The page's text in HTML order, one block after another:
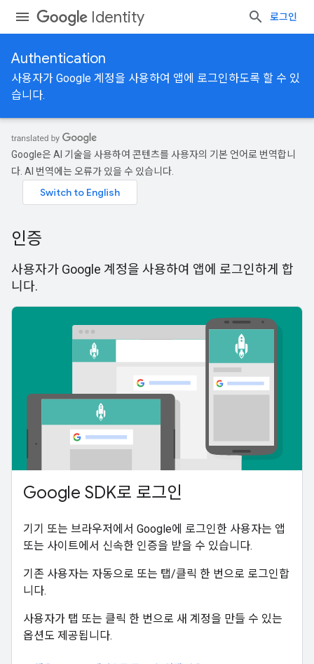
Identity 로그인
Authentication
사용자가 Google 계정을 사용하여 앱에 로그인하도록 할 수 있
습니다.
Google은 AI 기술을 사용하여 콘텐츠를 사용자의 기본 언어로 번역합니
다. AI 번역에는 오류가 있을 수 있습니다.
인증
사용자가 Google 계정을 사용하여 앱에 로그인하게 합
니다.
Google SDK로 로그인
기기 또는 브라우저에서 Google에 로그인한 사용자는 앱
또는 사이트에서 신속한 인증을 받을 수 있습니다.
기존 사용자는 자동으로 또는 탭/클릭 한 번으로 로그인합
니다.
사용자가 탭 또는 클릭 한 번으로 새 계정을 만들 수 있는
옵션도 제공됩니다.